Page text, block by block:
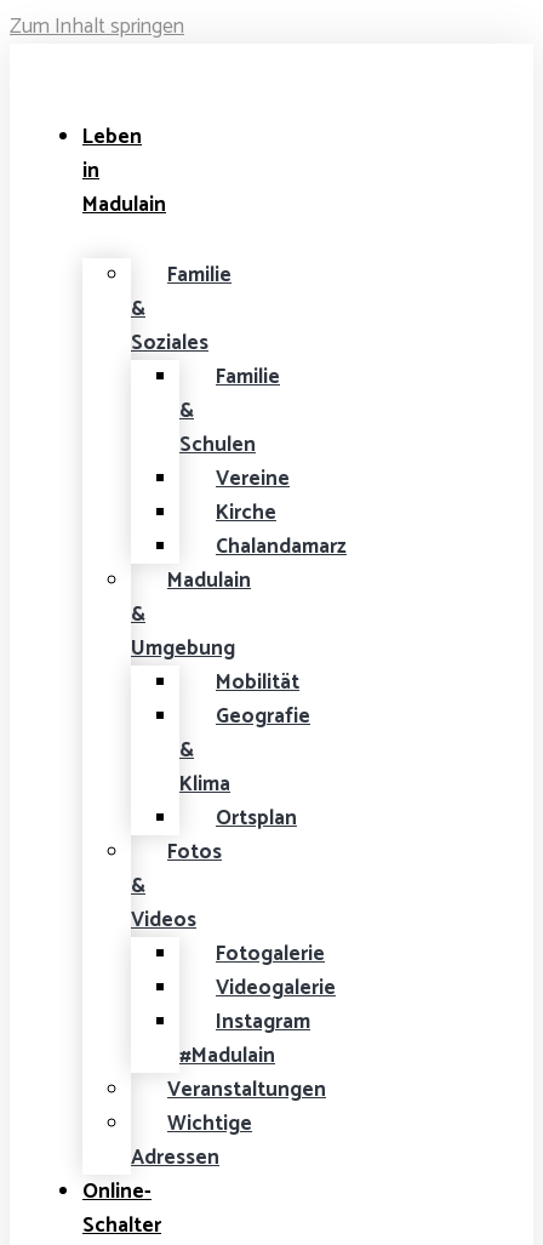
Zum Inhalt springen
Leben
in
Madulain
Familie
&
Soziales
Familie
&
Schulen
Vereine
Kirche
Chalandamarz
Madulain
&
Umgebung
Mobilität
Geografie
&
Klima
Ortsplan
Fotos
&
Videos
Fotogalerie
Videogalerie
Instagram
#Madulain
Veranstaltungen
Wichtige
Adressen
Online-
Schalter